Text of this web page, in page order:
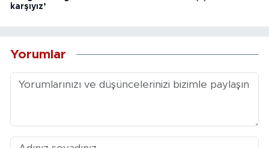
karşıyız’
Yorumlar